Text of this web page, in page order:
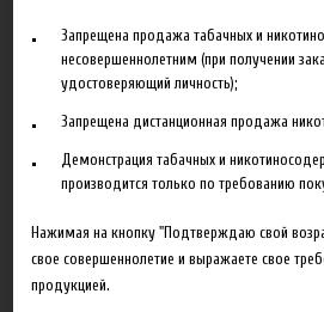
Описание Характеристики
Состав готовой жидкости:
Пропиленгликоль(PG)
Растительный глицерин(VG)
Запрещена продажа табачных и
несовершеннолетним (при получении
удостоверяющий личность);
Запрещена дистанционная продажа
Демонстрация табачных и
производится только по требованию
Нажимая на кнопку "Подтверждаю свой
свое совершеннолетие и выражаете свое
продукцией.